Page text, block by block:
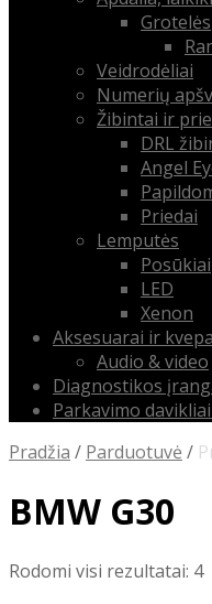
Grotelės
Veidrodėliai
Numerių
Žibintai ir
DRL
Angel
Priedai
Lemputės
Posūkiai
LED
Xenon
Aksesuarai ir
Audio & video
Diagnostikos
Parkavimo
Pradžia / Parduotuvė /
BMW G30
Rodomi visi rezultatai: 4